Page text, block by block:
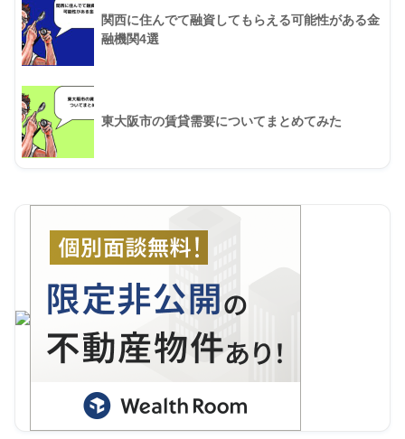
関西に住んでて融資してもらえる可能性がある金
融機関4選
東大阪市の賃貸需要についてまとめてみた